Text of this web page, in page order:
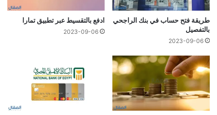
طريقة فتح حساب في بنك الراجحي
بالتفصيل
2023-09-06
ادفع بالتقسيط عبر تطبيق تمارا
2023-09-06